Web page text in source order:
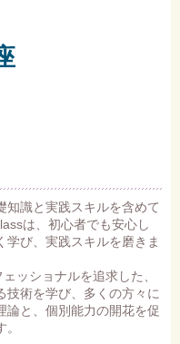
知識と実践スキルを含めて
は、初心者でも安心し
学び、実践スキルを磨きま
ッショナルを追求した、
技術を学び、多くの方々に
論と、個別能力の開花を促